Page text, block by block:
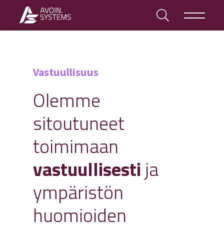
Vastuullisuus
Olemme
sitoutuneet
toimimaan
vastuullisestija
ympäristön
huomioiden